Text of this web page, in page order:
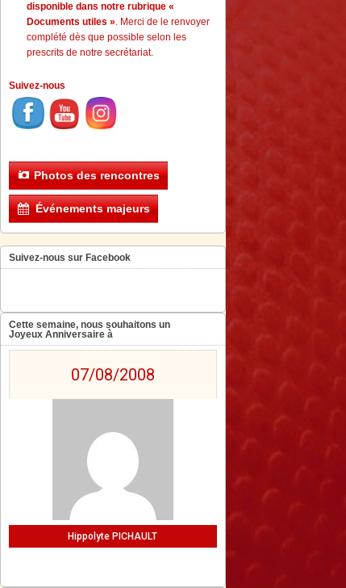
disponible dans notre rubrique «
Documents utiles ». Merci de le renvoyer
complété dès que possible selon les
prescrits de notre secrétariat.
Suivez-nous
Photos des rencontres
Événements majeurs
Suivez-nous sur Facebook
Cette semaine, nous souhaitons un
Joyeux Anniversaire à
07/08/2008
Hippolyte PICHAULT